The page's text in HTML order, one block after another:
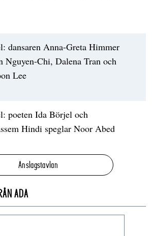
dansaren Anna-Greta Himmer
Nguyen-Chi, Dalena Tran och
Lee
poeten Ida Börjel och
Hindi speglar Noor Abed
Anslagstavlan
ADA